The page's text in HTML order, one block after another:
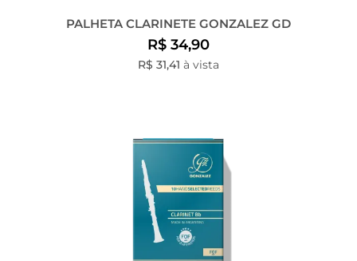
PALHETA CLARINETE GONZALEZ GD
R$ 34,90
R$ 31,41 à vista